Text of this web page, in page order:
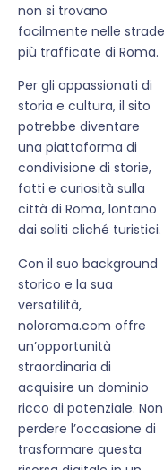
non si trovano
facilmente nelle strade
più trafficate di Roma.
Per gli appassionati di
storia e cultura, il sito
potrebbe diventare
una piattaforma di
condivisione di storie,
fatti e curiosità sulla
città di Roma, lontano
dai soliti cliché turistici.
Con il suo background
storico e la sua
versatilità,
noloroma.com offre
un’opportunità
straordinaria di
acquisire un dominio
ricco di potenziale. Non
perdere l’occasione di
trasformare questa